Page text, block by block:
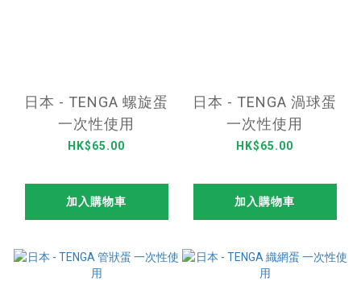
日本 - TENGA 螺旋蛋
一次性使用
HK$65.00
加入購物車
日本 - TENGA 渦球蛋
一次性使用
HK$65.00
加入購物車